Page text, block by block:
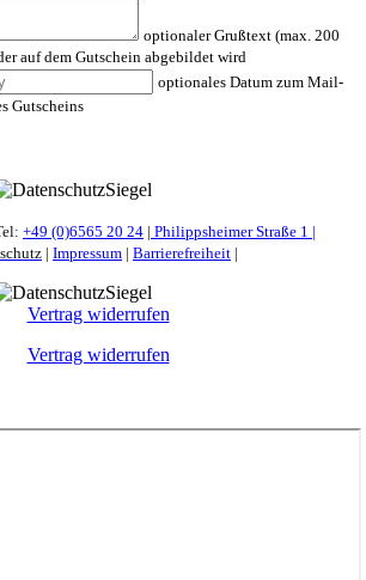
optionaler Grußtext (max. 200
auf dem Gutschein abgebildet wird
optionales Datum zum Mail-
Gutscheins
+49 (0)6565 20 24 | Philippsheimer Straße 1 |
| Impressum | Barrierefreiheit |
Vertrag widerrufen
Vertrag widerrufen